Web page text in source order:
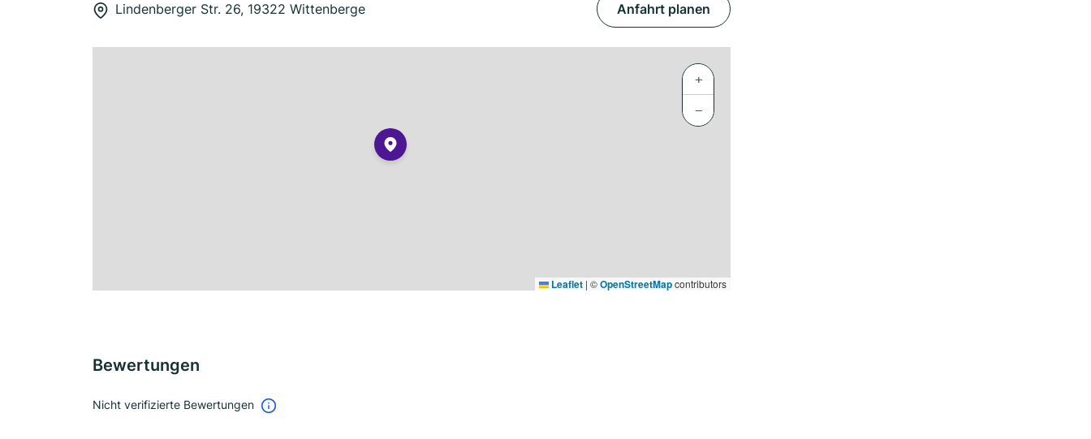
Lindenberger Str. 26, 19322 Wittenberge Anfahrt planen
+
−
Leaflet | ©OpenStreetMapcontributors
Bewertungen
Nicht verifizierte Bewertungen